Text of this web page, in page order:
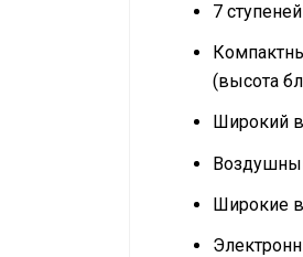
7
(высота
Широкий
Широкие